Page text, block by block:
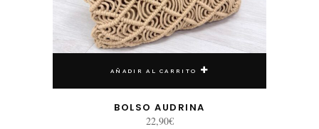
AÑADIR AL CARRITO
BOLSO AUDRINA
22,90€